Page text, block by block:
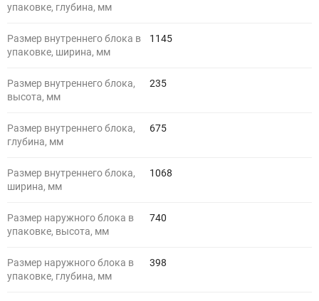
упаковке, глубина, мм
Размер внутреннего блока в
упаковке, ширина, мм
1145
Размер внутреннего блока,
высота, мм
235
Размер внутреннего блока,
глубина, мм
675
Размер внутреннего блока,
ширина, мм
1068
Размер наружного блока в
упаковке, высота, мм
740
Размер наружного блока в
упаковке, глубина, мм
398